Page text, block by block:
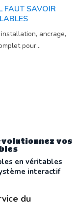
FAUT SAVOIR
ancrage,
pour...
vos
en véritables
interactif
du